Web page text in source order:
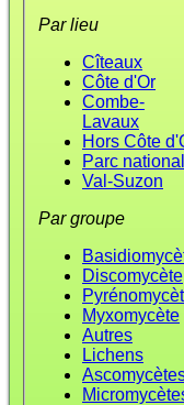
Par lieu
Cîteaux
Côte d'Or
Combe-
Lavaux
Hors Côte
Parc national
Val-Suzon
Par groupe
Discomycète
Myxomycète
Autres
Lichens